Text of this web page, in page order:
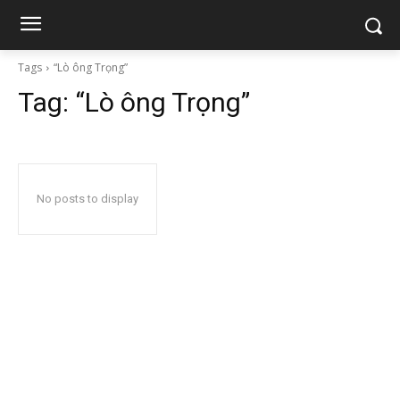
Tags “Lò ông Trọng”
Tag: “Lò ông Trọng”
No posts to display